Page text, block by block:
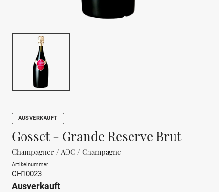
AUSVERKAUFT
Gosset - Grande Reserve Brut
Champagner / AOC / Champagne
Artikelnummer
CH10023
Ausverkauft